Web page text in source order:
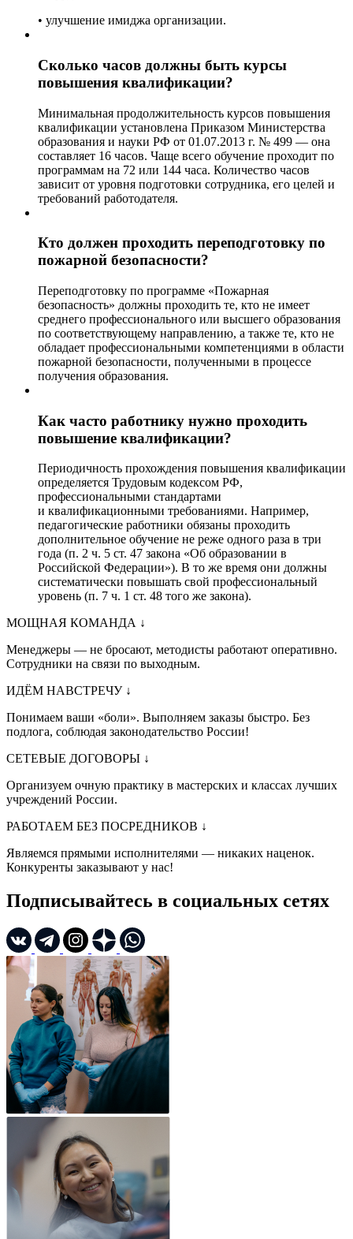
• улучшение имиджа организации.
Сколько часов должны быть курсы
повышения квалификации?
Минимальная продолжительность курсов повышения
квалификации установлена Приказом Министерства
образования и науки РФ от 01.07.2013 г. № 499 — она
составляет 16 часов. Чаще всего обучение проходит по
программам на 72 или 144 часа. Количество часов
зависит от уровня подготовки сотрудника, его целей и
требований работодателя.
Кто должен проходить переподготовку по
пожарной безопасности?
Переподготовку по программе «Пожарная
безопасность» должны проходить те, кто не имеет
среднего профессионального или высшего образования
по соответствующему направлению, а также те, кто не
обладает профессиональными компетенциями в области
пожарной безопасности, полученными в процессе
получения образования.
Как часто работнику нужно проходить
повышение квалификации?
Периодичность прохождения повышения квалификации
определяется Трудовым кодексом РФ,
профессиональными стандартами
и квалификационными требованиями. Например,
педагогические работники обязаны проходить
дополнительное обучение не реже одного раза в три
года (п. 2 ч. 5 ст. 47 закона «Об образовании в
Российской Федерации»). В то же время они должны
систематически повышать свой профессиональный
уровень (п. 7 ч. 1 ст. 48 того же закона).
МОЩНАЯ КОМАНДА ↓
Менеджеры — не бросают, методисты работают оперативно.
Сотрудники на связи по выходным.
ИДЁМ НАВСТРЕЧУ ↓
Понимаем ваши «боли». Выполняем заказы быстро. Без
подлога, соблюдая законодательство России!
СЕТЕВЫЕ ДОГОВОРЫ ↓
Организуем очную практику в мастерских и классах лучших
учреждений России.
РАБОТАЕМ БЕЗ ПОСРЕДНИКОВ ↓
Являемся прямыми исполнителями — никаких наценок.
Конкуренты заказывают у нас!
Подписывайтесь в социальных сетях